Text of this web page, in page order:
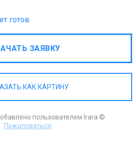
готов
ЗАЯВКУ
КАК КАРТИНУ
пользователем Irara ©
Пожаловаться